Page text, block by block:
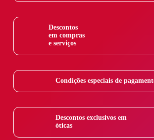
Descontos
em compras
e serviços
Condições especiais de
Descontos exclusivos em
óticas